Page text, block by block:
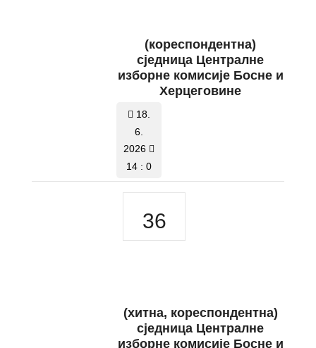
(кореспондентна)
сједница Централне
изборне комисије Босне и
Херцеговине
18.
6.
2026
14 : 0
36
(хитна, кореспондентна)
сједница Централне
изборне комисије Босне и